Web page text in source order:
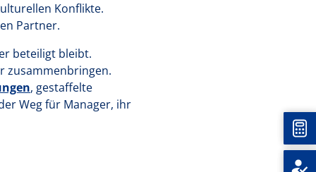
Konflikte.
Partner.
beteiligt bleibt.
zusammenbringen.
, gestaffelte
Weg für Manager, ihr